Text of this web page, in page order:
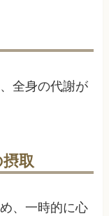
全身の代謝が
取
、一時的に心